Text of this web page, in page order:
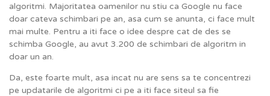
algoritmi. Majoritatea oamenilor nu stiu ca Google nu face
doar cateva schimbari pe an, asa cum se anunta, ci face mult
mai multe. Pentru a iti face o idee despre cat de des se
schimba Google, au avut 3.200 de schimbari de algoritm in
doar un an.
Da, este foarte mult, asa incat nu are sens sa te concentrezi
pe updatarile de algoritmi ci pe a iti face siteul sa fie